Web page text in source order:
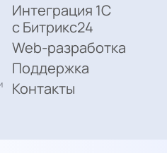
Интеграция 1С
с Битрикс24
Web-разработка
Поддержка
Контакты